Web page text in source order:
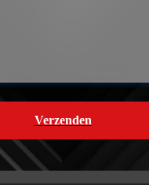
Verzenden